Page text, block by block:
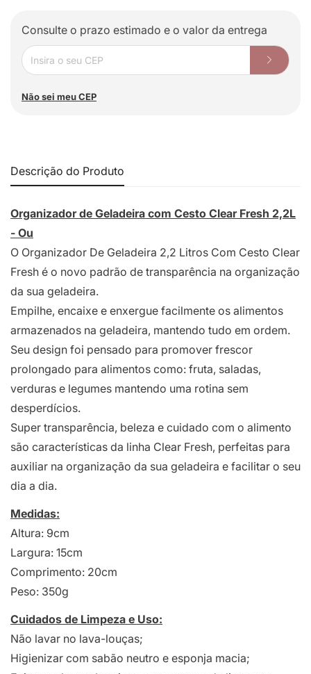
Consulte o prazo estimado e o valor da entrega
Não sei meu CEP
Descrição do Produto
Organizador de Geladeira com Cesto Clear Fresh 2,2L
- Ou
O Organizador De Geladeira 2,2 Litros Com Cesto Clear
Fresh é o novo padrão de transparência na organização
da sua geladeira.
Empilhe, encaixe e enxergue facilmente os alimentos
armazenados na geladeira, mantendo tudo em ordem.
Seu design foi pensado para promover frescor
prolongado para alimentos como: fruta, saladas,
verduras e legumes mantendo uma rotina sem
desperdícios.
Super transparência, beleza e cuidado com o alimento
são características da linha Clear Fresh, perfeitas para
auxiliar na organização da sua geladeira e facilitar o seu
dia a dia.
Medidas:
Altura: 9cm
Largura: 15cm
Comprimento: 20cm
Peso: 350g
Cuidados de Limpeza e Uso:
Não lavar no lava-louças;
Higienizar com sabão neutro e esponja macia;